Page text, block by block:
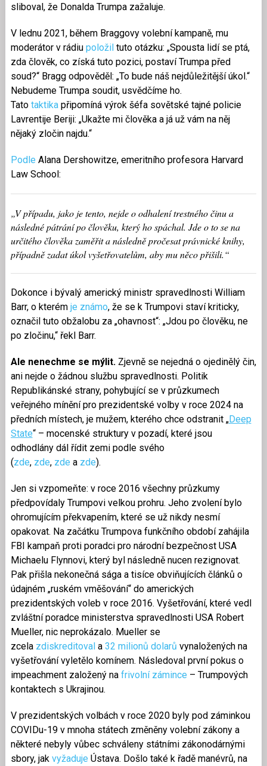
sliboval, že Donalda Trumpa zažaluje.
V lednu 2021, během Braggovy volební kampaně, mu
moderátor v rádiu položiltuto otázku: „Spousta lidí se ptá,
zda člověk, co získá tuto pozici, postaví Trumpa před
soud?“ Bragg odpověděl: „To bude náš nejdůležitější úkol.“
Nebudeme Trumpa soudit, usvědčíme ho.
Tato taktikapřipomíná výrok šéfa sovětské tajné policie
Lavrentije Beriji: „Ukažte mi člověka a já už vám na něj
nějaký zločin najdu.“
Podle Alana Dershowitze, emeritního profesora Harvard
Law School:
„V případu, jako je tento, nejde o odhalení trestného činu a
následné pátrání po člověku, který ho spáchal. Jde o to se na
určitého člověka zaměřit a následně pročesat právnické knihy,
případně zadat úkol vyšetřovatelům, aby mu něco přišili.“
Dokonce i bývalý americký ministr spravedlnosti William
Barr, o kterém je známo, že se k Trumpovi staví kriticky,
označil tuto obžalobu za „ohavnost“: „Jdou po člověku, ne
po zločinu,“ řekl Barr.
Ale nenechme se mýlit. Zjevně se nejedná o ojedinělý čin,
ani nejde o žádnou službu spravedlnosti. Politik
Republikánské strany, pohybující se v průzkumech
veřejného mínění pro prezidentské volby v roce 2024 na
předních místech, je mužem, kterého chce odstranit „Deep
State“ – mocenské struktury v pozadí, které jsou
odhodlány dál řídit zemi podle svého
(zde, zde, zde a zde).
Jen si vzpomeňte: v roce 2016 všechny průzkumy
předpovídaly Trumpovi velkou prohru. Jeho zvolení bylo
ohromujícím překvapením, které se už nikdy nesmí
opakovat. Na začátku Trumpova funkčního období zahájila
FBI kampaň proti poradci pro národní bezpečnost USA
Michaelu Flynnovi, který byl následně nucen rezignovat.
Pak přišla nekonečná sága a tisíce obviňujících článků o
údajném „ruském vměšování“ do amerických
prezidentských voleb v roce 2016. Vyšetřování, které vedl
zvláštní poradce ministerstva spravedlnosti USA Robert
Mueller, nic neprokázalo. Mueller se
zcela zdiskreditovala 32 milionů dolarů vynaložených na
vyšetřování vyletělo komínem. Následoval první pokus o
impeachment založený na frivolní zámince – Trumpových
kontaktech s Ukrajinou.
V prezidentských volbách v roce 2020 byly pod záminkou
COVIDu-19 v mnoha státech změněny volební zákony a
některé nebyly vůbec schváleny státními zákonodárnými
sbory, jak vyžaduje Ústava. Došlo také k řadě manévrů, na